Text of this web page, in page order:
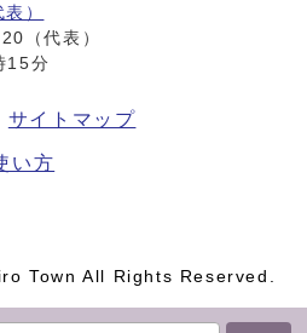
）
（代表）
15分
サイトマップ
い方
Town All Rights Reserved.